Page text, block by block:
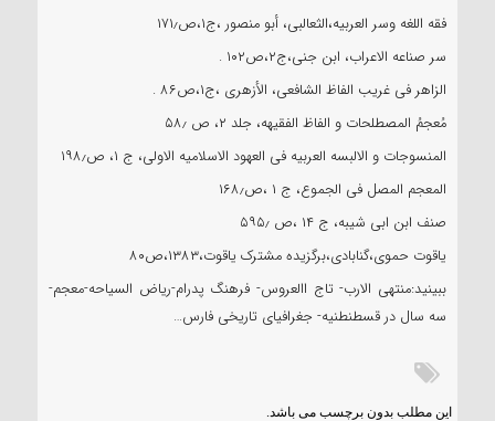
فقه اللغه وسر العربیه،الثعالبی، أبو منصور ،ج۱،ص۱۷۱٫
سر صناعه الاعراب، ابن جنی،ج۲،ص۱۰۲ .
الزاهر فی غریب الفاظ الشافعی، الأزهری ،ج۱،ص۸۶ .
مُعجمُ المصطلحات و الفاظ الفقیهه، جلد ۲، ص ۵۸٫
المنسوجات و الالبسه العربیه فی العهود الاسلامیه الاولی، ج ۱، ص۱۹۸٫
المعجم المصل فی الجموع، ج ۱ ،ص۱۶۸٫
صنف ابن ابی شیبه، ج ۱۴ ،ص ۵۹۵٫
یاقوت حموی،گنابادی،برگزیده مشترک یاقوت،۱۳۸۳،ص۸۰
ببینید:منتهی الارب- تاج االعروس- فرهنگ پدرام-ریاض السیاحه-معجم-
سه سال در قسطنطنیه- جغرافیای تاریخی فارس…
این مطلب بدون برچسب می باشد.